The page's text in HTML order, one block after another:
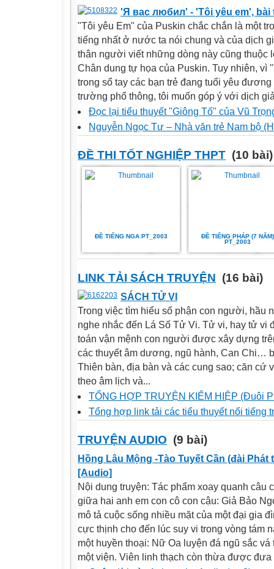
'Я вас любил' - 'Tôi yêu em',
"Tôi yêu Em" của Puskin chắc chắn là một
tiếng nhất ở nước ta nói chung và của dịch
thân người viết những dòng này cũng thuộc
Chân dung tự họa của Puskin. Tuy nhiên, vì
trong sổ tay các bạn trẻ đang tuổi yêu
trường phổ thông, tôi muốn góp ý với dịch
Đọc lại tiểu thuyết "Giông Tố" của Vũ
Nguyễn Ngọc Tư – Nhà văn trẻ Nam bộ
ĐỀ THI TỐT NGHIỆP THPT (10 bài)
ĐỀ TIẾNG NGA PT_2003
ĐỀ TIẾNG PHÁP (7 NĂM)
PT_2003
LINK TẢI SÁCH TRUYỆN (16 bài)
SÁCH TỬ VI
Trong việc tìm hiểu số phận con người, hầu
nghe nhắc đến Lá Số Tử Vi. Tử vi, hay tử vi
toán vận mệnh con người được xây dựng
các thuyết âm dương, ngũ hành, Can Chi…
Thiên bàn, địa bàn và các cung sao; căn cứ
theo âm lịch và...
TỔNG HỢP TRUYỆN KIẾM HIỆP (Đuôi
Tổng hợp link tải các tiểu thuyết nổi tiếng
TRUYỆN AUDIO (9 bài)
Hồng Lâu Mộng -Tào Tuyết Cần (đài
[Audio]
Nội dung truyện: Tác phẩm xoay quanh câu
giữa hai anh em con cô con cậu: Giả Bảo
mô tả cuộc sống nhiều mặt của một đại gia
cực thịnh cho đến lúc suy vi trong vòng tám
một huyền thoại: Nữ Oa luyện đá ngũ sắc
một viện. Viên linh thạch còn thừa được đưa